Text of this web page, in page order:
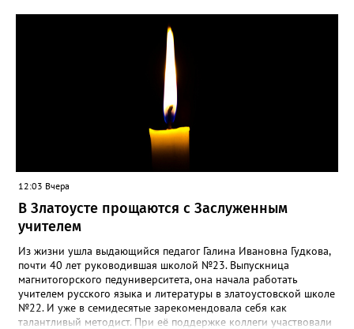
12:03 Вчера
В Златоусте прощаются с Заслуженным
учителем
Из жизни ушла выдающийся педагог Галина Ивановна Гудкова,
почти 40 лет руководившая школой №23. Выпускница
магнитогорского педуниверситета, она начала работать
учителем русского языка и литературы в златоустовской школе
№22. И уже в семидесятые зарекомендовала себя как
талантливый методист. При её поддержке коллеги участвовали